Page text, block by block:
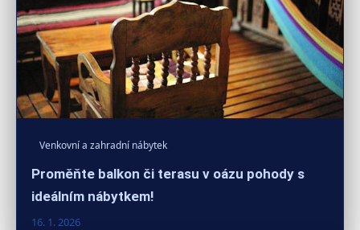
Venkovní a zahradní nábytek
Proměňte balkon či terasu v oázu pohody s
ideálním nábytkem!
16. 1. 2026